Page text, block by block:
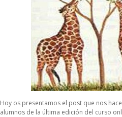
Hoy os presentamos el post que nos
alumnos de la última edición del curso